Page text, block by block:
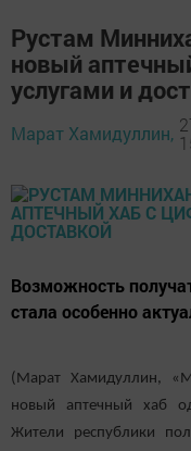
Рустам
новый
услугами и
Марат Хамидуллин,
Возможность
стала особенно
(Марат Хамидуллин,
новый аптечный хаб
Жители республики